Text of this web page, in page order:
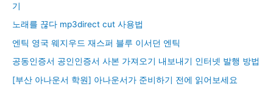
기
노래를 끊다 mp3direct cut 사용법
엔틱 영국 웨지우드 재스퍼 블루 이서던 엔틱
공동인증서 공인인증서 사본 가져오기 내보내기 인터넷 발행 방법
[부산 아나운서 학원] 아나운서가 준비하기 전에 읽어보세요